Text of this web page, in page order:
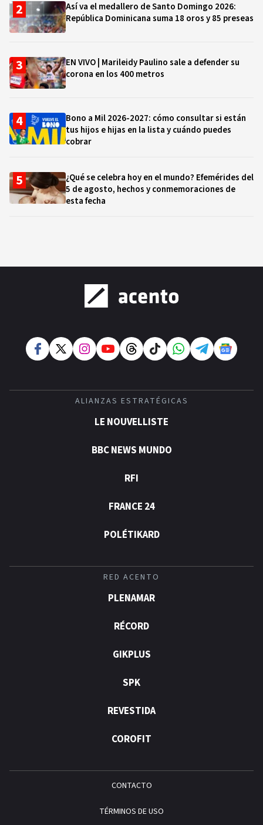
Así va el medallero de Santo Domingo 2026:
República Dominicana suma 18 oros y 85 preseas
EN VIVO | Marileidy Paulino sale a defender su
corona en los 400 metros
Bono a Mil 2026-2027: cómo consultar si están
tus hijos e hijas en la lista y cuándo puedes
cobrar
¿Qué se celebra hoy en el mundo? Efemérides del
5 de agosto, hechos y conmemoraciones de
esta fecha
ALIANZAS ESTRATÉGICAS
LE NOUVELLISTE
BBC NEWS MUNDO
RFI
FRANCE 24
POLÉTIKARD
RED ACENTO
PLENAMAR
RÉCORD
GIKPLUS
SPK
REVESTIDA
COROFIT
CONTACTO
TÉRMINOS DE USO